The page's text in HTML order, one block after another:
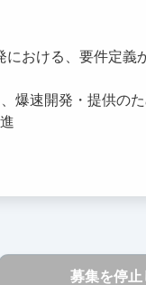
おける、要件定義
爆速開発・提供の
募集を停